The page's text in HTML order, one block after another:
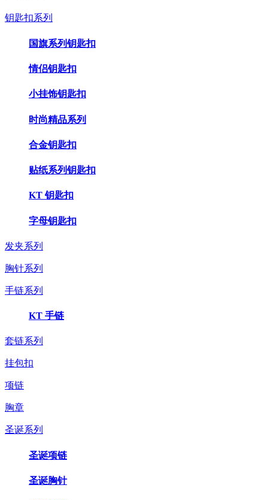
钥匙扣系列
国旗系列钥匙扣
情侣钥匙扣
小挂饰钥匙扣
时尚精品系列
合金钥匙扣
贴纸系列钥匙扣
KT 钥匙扣
字母钥匙扣
发夹系列
胸针系列
手链系列
KT 手链
套链系列
挂包扣
项链
胸章
圣诞系列
圣诞项链
圣诞胸针